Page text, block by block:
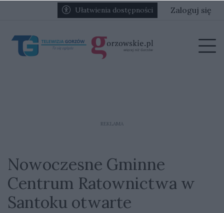
Przejdź do głównych treści
Przejdź do głównego menuUłatwienia dostępności Zaloguj się
REKLAMA
Nowoczesne Gminne
Centrum Ratownictwa w
Santoku otwarte